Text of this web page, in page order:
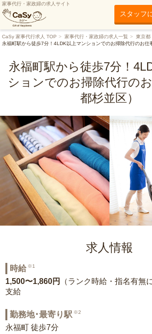
家事代行・家政婦の求人サイト
スタッフ
CaSy 家事代行求人 TOP 家事代行・家政婦の求人一覧 東京都
永福町駅から徒歩7分！4LDK以上マンションでのお掃除代行のお仕
永福町駅から徒歩7分！
ションでのお掃除代行の
都杉並区）
求人情報
時給 ※1
1,500〜1,860円
（ランク時給・指名有無
支給
勤務地･最寄り駅 ※2
永福町 徒歩7分